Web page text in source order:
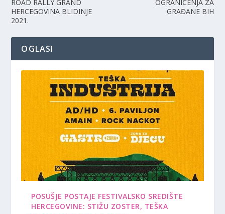
ROAD RALLY GRAND
HERCEGOVINA BLIDINJE
2021.
OGRANIČENJA ZA
GRAĐANE BIH
OGLASI
POSUŠJE POSTAJE FESTIVALSKO SREDIŠTE
HERCEGOVINE: STIŽU ZOSTER, TEŠKA